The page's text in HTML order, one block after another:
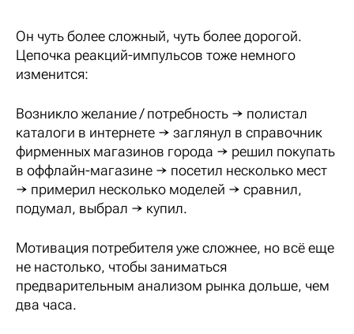
Он чуть более сложный, чуть более дорогой.
Цепочка реакций-импульсов тоже немного
изменится:
Возникло желание / потребность → полистал
каталоги в интернете → заглянул в справочник
фирменных магазинов города → решил покупать
в оффлайн-магазине → посетил несколько мест
→ примерил несколько моделей → сравнил,
подумал, выбрал → купил.
Мотивация потребителя уже сложнее, но всё еще
не настолько, чтобы заниматься
предварительным анализом рынка дольше, чем
два часа.